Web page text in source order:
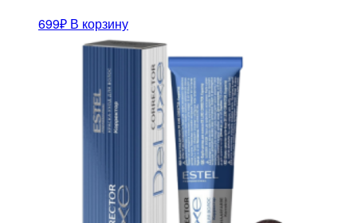
699₽ В корзину